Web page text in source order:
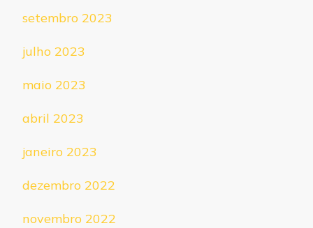
setembro 2023
julho 2023
maio 2023
abril 2023
janeiro 2023
dezembro 2022
novembro 2022